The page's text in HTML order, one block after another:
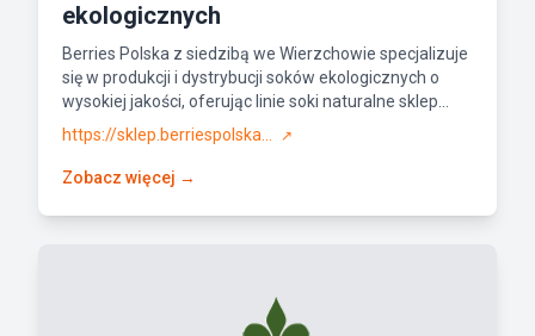
ekologicznych
Berries Polska z siedzibą we Wierzchowie specjalizuje
się w produkcji i dystrybucji soków ekologicznych o
wysokiej jakości, oferując linie soki naturalne sklep...
https://sklep.berriespolska...
↗
Zobacz więcej →